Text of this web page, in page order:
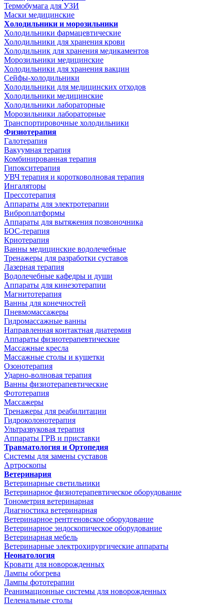
Термобумага для УЗИ
Маски медицинские
Холодильники и морозильники
Холодильники фармацевтические
Холодильники для хранения крови
Холодильник для хранения медикаментов
Морозильники медицинские
Холодильники для хранения вакцин
Сейфы-холодильники
Холодильники для медицинских отходов
Холодильники медицинские
Холодильники лабораторные
Морозильники лабораторные
Транспортировочные холодильники
Физиотерапия
Галотерапия
Вакуумная терапия
Комбинированная терапия
Гипокситерапия
УВЧ терапия и коротковолновая терапия
Ингаляторы
Прессотерапия
Аппараты для электротерапии
Виброплатформы
Аппараты для вытяжения позвоночника
БОС-терапия
Криотерапия
Ванны медицинские водолечебные
Тренажеры для разработки суставов
Лазерная терапия
Водолечебные кафедры и души
Аппараты для кинезотерапии
Магнитотерапия
Ванны для конечностей
Пневмомассажеры
Гидромассажные ванны
Направленная контактная диатермия
Аппараты физиотерапевтические
Массажные кресла
Массажные столы и кушетки
Озонотерапия
Ударно-волновая терапия
Ванны физиотерапевтические
Фототерапия
Массажеры
Тренажеры для реабилитации
Гидроколонотерапия
Ультразвуковая терапия
Аппараты ГРВ и приставки
Травматология и Ортопедия
Системы для замены суставов
Артроскопы
Ветеринария
Ветеринарные светильники
Ветеринарное физиотерапевтическое оборудование
Тонометрия ветеринарная
Диагностика ветеринарная
Ветеринарное рентгеновское оборудование
Ветеринарное эндоскопическое оборудование
Ветеринарная мебель
Ветеринарные электрохирургические аппараты
Неонатология
Кровати для новорожденных
Лампы обогрева
Лампы фототерапии
Реанимационные системы для новорожденных
Пеленальные столы